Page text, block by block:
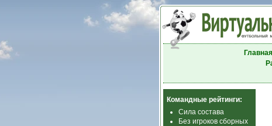
Главная
Командные рейтинги:
Сила состава
Без игроков сборных